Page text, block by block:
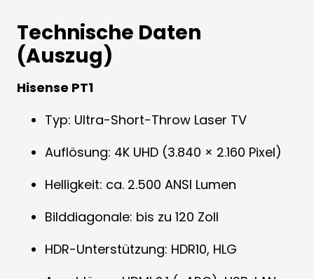
Technische Daten
(Auszug)
Hisense PT1
Typ: Ultra-Short-Throw Laser TV
Auflösung: 4K UHD (3.840 × 2.160 Pixel)
Helligkeit: ca. 2.500 ANSI Lumen
Bilddiagonale: bis zu 120 Zoll
HDR-Unterstützung: HDR10, HLG